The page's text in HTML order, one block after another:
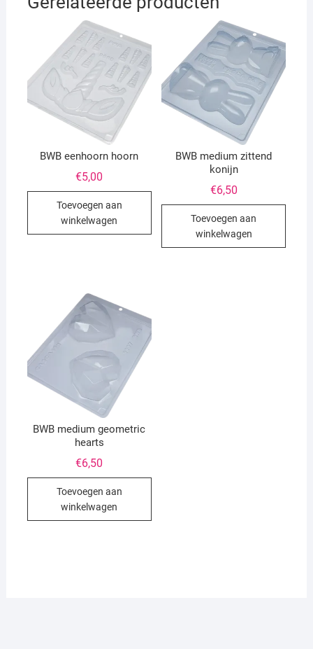
BWB eenhoorn hoorn
€5,00
Toevoegen aan
winkelwagen
BWB medium zittend
konijn
€6,50
Toevoegen aan
winkelwagen
BWB medium geometric
hearts
€6,50
Toevoegen aan
winkelwagen